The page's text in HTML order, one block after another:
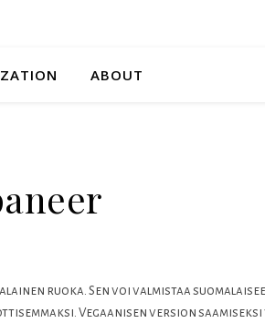
ABOUT
ruoka. Sen voi valmistaa
Vegaanisen version saamiseksi